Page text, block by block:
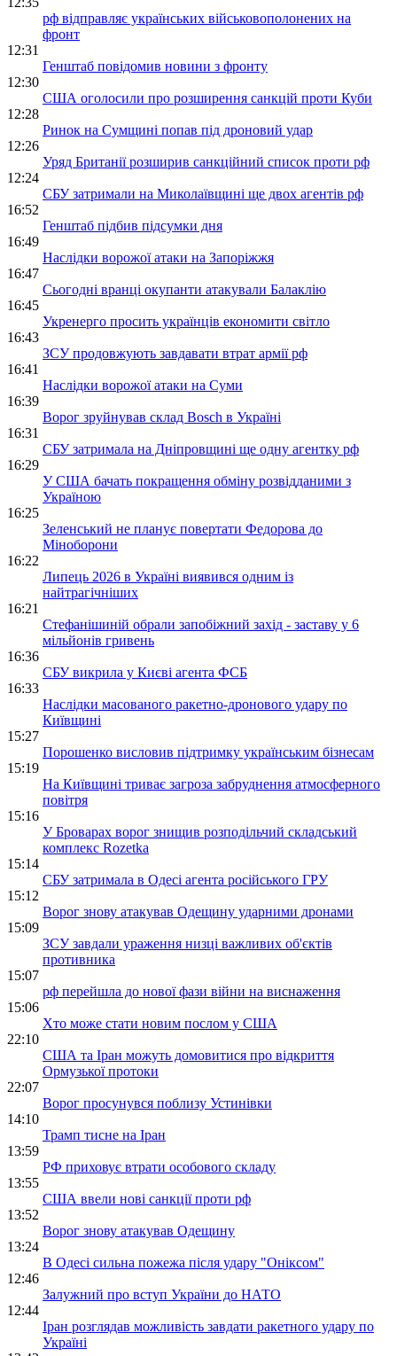
рф відправляє українських військовополонених на
фронт
12:31
Генштаб повідомив новини з фронту
12:30
США оголосили про розширення санкцій проти Куби
12:28
Ринок на Сумщині попав під дроновий удар
12:26
Уряд Британії розширив санкційний список проти рф
12:24
СБУ затримали на Миколаївщині ще двох агентів рф
16:52
Генштаб підбив підсумки дня
16:49
Наслідки ворожої атаки на Запоріжжя
16:47
Сьогодні вранці окупанти атакували Балаклію
16:45
Укренерго просить українців економити світло
16:43
ЗСУ продовжують завдавати втрат армії рф
16:41
Наслідки ворожої атаки на Суми
16:39
Ворог зруйнував склад Bosch в Україні
16:31
СБУ затримала на Дніпровщині ще одну агентку рф
16:29
У США бачать покращення обміну розвідданими з
Україною
16:25
Зеленський не планує повертати Федорова до
Міноборони
16:22
Липець 2026 в Україні виявився одним із
найтрагічніших
16:21
Стефанішиній обрали запобіжний захід - заставу у 6
мільйонів гривень
16:36
СБУ викрила у Києві агента ФСБ
16:33
Наслідки масованого ракетно-дронового удару по
Київщині
15:27
Порошенко висловив підтримку українським бізнесам
15:19
На Київщині триває загроза забруднення атмосферного
повітря
15:16
У Броварах ворог знищив розподільчий складський
комплекс Rozetka
15:14
СБУ затримала в Одесі агента російського ГРУ
15:12
Ворог знову атакував Одещину ударними дронами
15:09
ЗСУ завдали ураження низці важливих об'єктів
противника
15:07
рф перейшла до нової фази війни на виснаження
15:06
Хто може стати новим послом у США
22:10
США та Іран можуть домовитися про відкриття
Ормузької протоки
22:07
Ворог просунувся поблизу Устинівки
14:10
Трамп тисне на Іран
13:59
РФ приховує втрати особового складу
13:55
США ввели нові санкції проти рф
13:52
Ворог знову атакував Одещину
13:24
В Одесі сильна пожежа після удару "Оніксом"
12:46
Залужний про вступ України до НАТО
12:44
Іран розглядав можливість завдати ракетного удару по
Україні